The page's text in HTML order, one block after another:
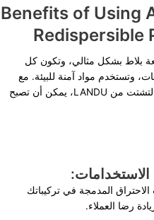
Benefits of Using
Redispersible
بلاط بشكل مثالي، وتكون كل
وتستخدم مواد آمنة للبيئة. مع
مساحيق LANDU الدقيقة القابلة لإعادة التشتت من LANDU، يمكن أن تصبح
المدمجة في تركيباتك
رضا العملاء.